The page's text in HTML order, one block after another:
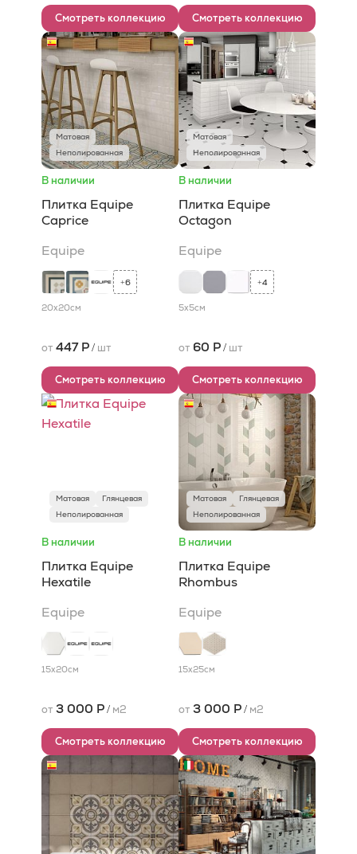
Смотреть коллекцию Смотреть коллекцию
Матовая
Неполированная
В наличии
Плитка Equipe
Caprice
Equipe
+6
20x20см
от 447 Р/ шт
Смотреть коллекцию
Матовая
Неполированная
В наличии
Плитка Equipe
Octagon
Equipe
+4
5x5см
от 60 Р/ шт
Смотреть коллекцию
Матовая
Глянцевая
Неполированная
В наличии
Плитка Equipe
Hexatile
Equipe
15x20см
от 3 000 Р/ м2
Смотреть коллекцию
Матовая
Глянцевая
Неполированная
В наличии
Плитка Equipe
Rhombus
Equipe
15x25см
от 3 000 Р/ м2
Смотреть коллекцию